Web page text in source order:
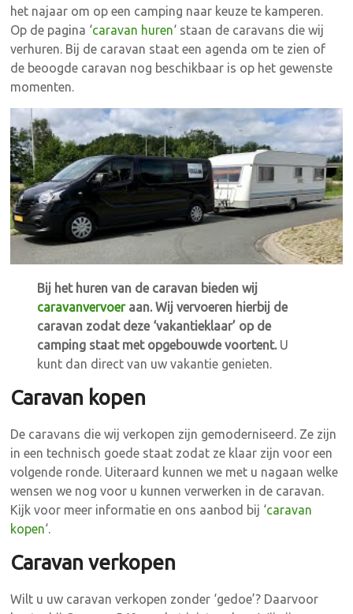
het najaar om op een camping naar keuze te kamperen.
Op de pagina ‘caravan huren‘ staan de caravans die wij
verhuren. Bij de caravan staat een agenda om te zien of
de beoogde caravan nog beschikbaar is op het gewenste
momenten.
Bij het huren van de caravan bieden wij
caravanvervoeraan. Wij vervoeren hierbij de
caravan zodat deze ‘vakantieklaar’ op de
camping staat met opgebouwde voortent.U
kunt dan direct van uw vakantie genieten.
Caravan kopen
De caravans die wij verkopen zijn gemoderniseerd. Ze zijn
in een technisch goede staat zodat ze klaar zijn voor een
volgende ronde. Uiteraard kunnen we met u nagaan welke
wensen we nog voor u kunnen verwerken in de caravan.
Kijk voor meer informatie en ons aanbod bij ‘caravan
kopen‘.
Caravan verkopen
Wilt u uw caravan verkopen zonder ‘gedoe’? Daarvoor